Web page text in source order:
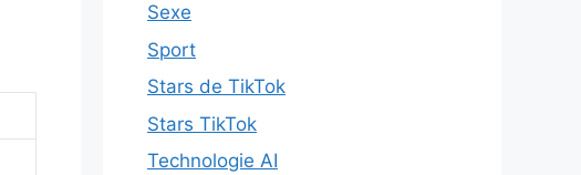
Sexe
Sport
Stars de TikTok
Stars TikTok
Technologie AI